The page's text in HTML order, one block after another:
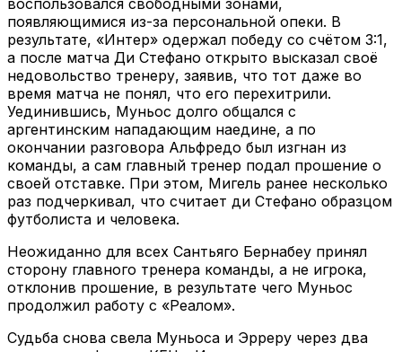
воспользовался свободными зонами,
появляющимися из-за персональной опеки. В
результате, «Интер» одержал победу со счётом 3:1,
а после матча Ди Стефано открыто высказал своё
недовольство тренеру, заявив, что тот даже во
время матча не понял, что его перехитрили.
Уединившись, Муньос долго общался с
аргентинским нападающим наедине, а по
окончании разговора Альфредо был изгнан из
команды, а сам главный тренер подал прошение о
своей отставке. При этом, Мигель ранее несколько
раз подчеркивал, что считает ди Стефано образцом
футболиста и человека.
Неожиданно для всех Сантьяго Бернабеу принял
сторону главного тренера команды, а не игрока,
отклонив прошение, в результате чего Муньос
продолжил работу с «Реалом».
Судьба снова свела Муньоса и Эрреру через два